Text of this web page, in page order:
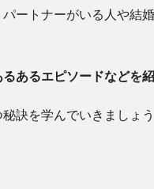
ートナーがいる人や結
あるエピソードなどを
訣を学んでいきましょう